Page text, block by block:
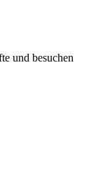
und besuchen